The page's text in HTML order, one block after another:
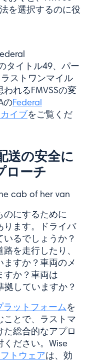
を選択するのに役
タイトル49、パー
ストワンマイル
れるFMVSSの変
のFederal
イブをご覧くだ
送の安全に
ローチ
のにするために
ります。ドライバ
るでしょうか？
を走行したり、
すか？車両のメ
すか？車両は
拠していますか？
ラットフォームを
ことで、ラストマ
総合的なアプロ
ださい。Wise
トウェアは、効